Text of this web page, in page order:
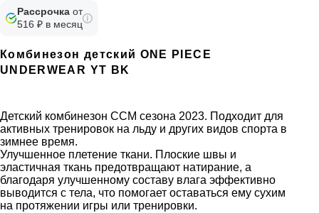
Рассрочка от
516 ₽ в месяц
Комбинезон детский ONE PIECE
UNDERWEAR YT BK
Детский комбинезон CCM сезона 2023. Подходит для
активных тренировок на льду и других видов спорта в
зимнее время.
Улучшенное плетение ткани. Плоские швы и
эластичная ткань предотвращают натирание, а
благодаря улучшенному составу влага эффективно
выводится с тела, что помогает оставаться ему сухим
на протяжении игры или тренировки.